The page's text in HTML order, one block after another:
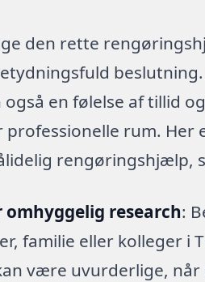
den rette
også en følelse af tillid
professionelle rum.
rengøringshjælp,
omhyggelig research:
familie eller kolleger i
være uvurderlige,